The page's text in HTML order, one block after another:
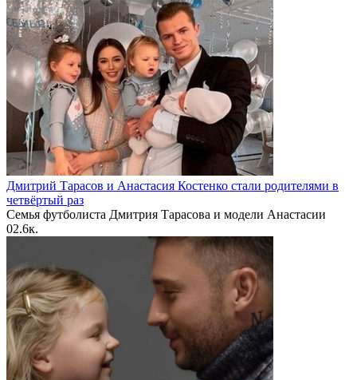
Дмитрий Тарасов и Анастасия Костенко стали родителями в
четвёртый раз
Семья футболиста Дмитрия Тарасова и модели Анастасии
02.6к.